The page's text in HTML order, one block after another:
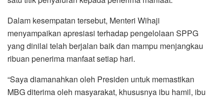
Dalam kesempatan tersebut, Menteri Wihaji
menyampaikan apresiasi terhadap pengelolaan SPPG
yang dinilai telah berjalan baik dan mampu menjangkau
ribuan penerima manfaat setiap hari.
“Saya diamanahkan oleh Presiden untuk memastikan
MBG diterima oleh masyarakat, khususnya ibu hamil, ibu